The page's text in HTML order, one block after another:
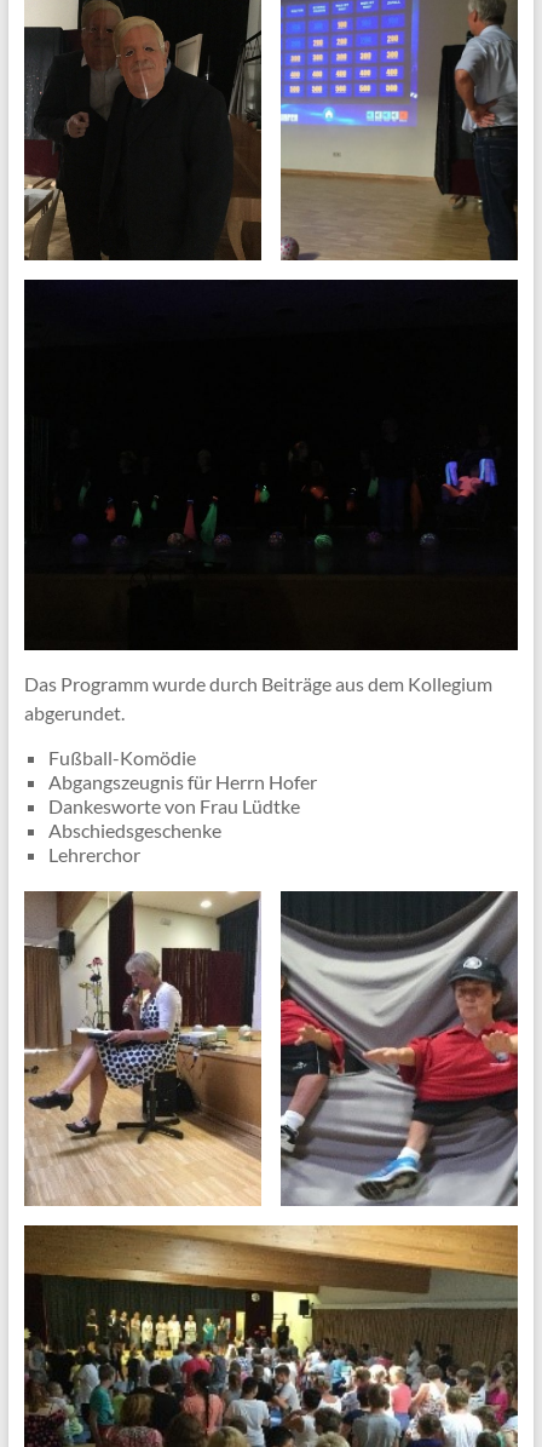
Das Programm wurde durch Beiträge aus dem Kollegium
abgerundet.
Fußball-Komödie
Abgangszeugnis für Herrn Hofer
Dankesworte von Frau Lüdtke
Abschiedsgeschenke
Lehrerchor